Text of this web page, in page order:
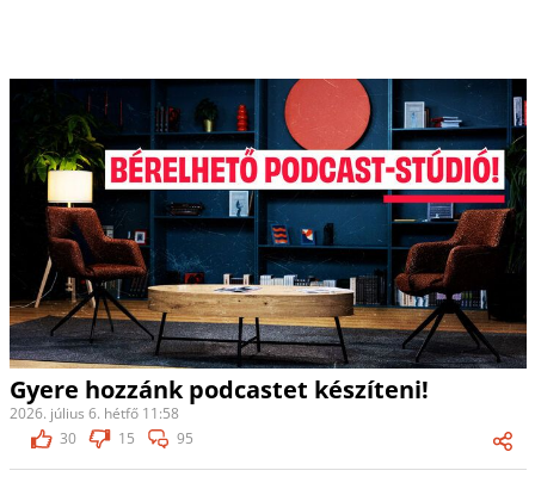
Gyere hozzánk podcastet készíteni!
2026. július 6. hétfő 11:58
30
15 95